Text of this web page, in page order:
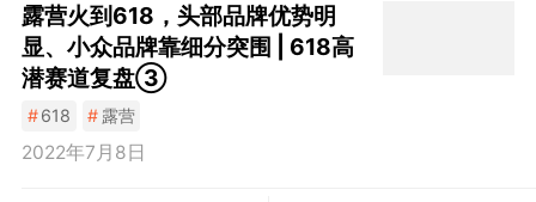
露营火到618，头部品牌优势明
显、小众品牌靠细分突围 | 618高
潜赛道复盘③
#618 # 露营
2022年7月8日